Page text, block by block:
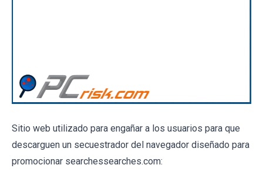
Sitio web utilizado para engañar a los usuarios para que
descarguen un secuestrador del navegador diseñado para
promocionar searchessearches.com: